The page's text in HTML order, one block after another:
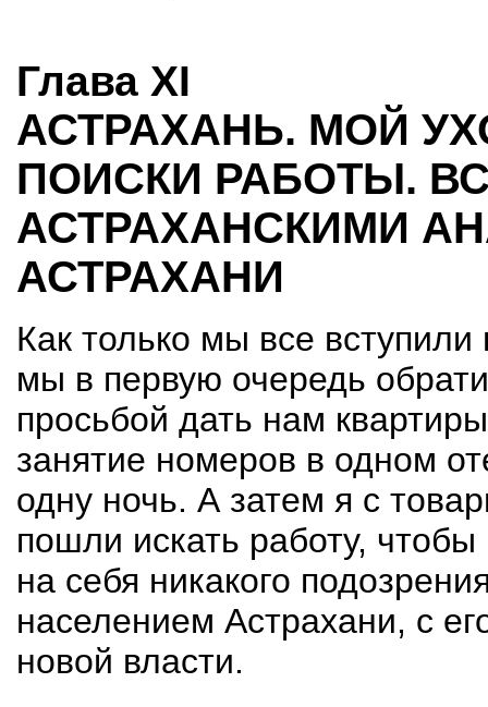
Глава XI
АСТРАХАНЬ. МОЙ
ПОИСКИ РАБОТЫ.
АСТРАХАНСКИМИ
АСТРАХАНИ
Как только мы все
мы в первую очередь
просьбой дать нам
занятие номеров в одном
одну ночь. А затем я с
пошли искать работу,
на себя никакого
населением Астрахани, с
новой власти.